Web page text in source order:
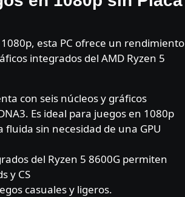
esta PC ofrece un rendimiento
integrados del AMD Ryzen 5
con seis núcleos y gráficos
Es ideal para juegos en 1080p
sin necesidad de una GPU
del Ryzen 5 8600G permiten
y CS
casuales y ligeros.